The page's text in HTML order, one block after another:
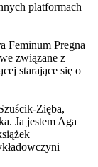
platformach
Feminum Pregna
związane z
starające się o
Zięba⁠⁠,
Ja jestem ⁠⁠Aga